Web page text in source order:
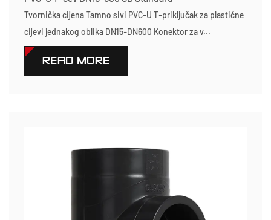
Tvornička cijena Tamno sivi PVC-U T-priključak za plastične
cijevi jednakog oblika DN15-DN600 Konektor za v...
READ MORE